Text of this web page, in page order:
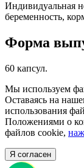
Индивидуальная
беременность,
Форма
60 капсул.
Мы используем
Оставаясь на
использования
Положениями о
файлов cookie,
Я согласен